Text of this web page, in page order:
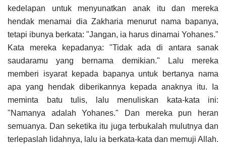
kedelapan untuk menyunatkan anak itu dan mereka
hendak menamai dia Zakharia menurut nama bapanya,
tetapi ibunya berkata: "Jangan, ia harus dinamai Yohanes."
Kata mereka kepadanya: "Tidak ada di antara sanak
saudaramu yang bernama demikian." Lalu mereka
memberi isyarat kepada bapanya untuk bertanya nama
apa yang hendak diberikannya kepada anaknya itu. Ia
meminta batu tulis, lalu menuliskan kata-kata ini:
"Namanya adalah Yohanes." Dan mereka pun heran
semuanya. Dan seketika itu juga terbukalah mulutnya dan
terlepaslah lidahnya, lalu ia berkata-kata dan memuji Allah.